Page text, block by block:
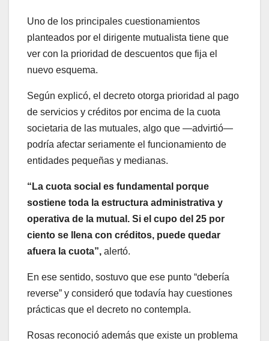
Uno de los principales cuestionamientos
planteados por el dirigente mutualista tiene que
ver con la prioridad de descuentos que fija el
nuevo esquema.
Según explicó, el decreto otorga prioridad al pago
de servicios y créditos por encima de la cuota
societaria de las mutuales, algo que —advirtió—
podría afectar seriamente el funcionamiento de
entidades pequeñas y medianas.
“La cuota social es fundamental porque
sostiene toda la estructura administrativa y
operativa de la mutual. Si el cupo del 25 por
ciento se llena con créditos, puede quedar
afuera la cuota”, alertó.
En ese sentido, sostuvo que ese punto “debería
reverse” y consideró que todavía hay cuestiones
prácticas que el decreto no contempla.
Rosas reconoció además que existe un problema